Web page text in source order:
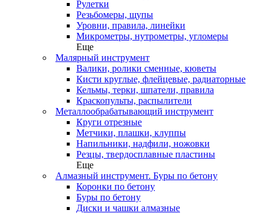
Рулетки
Резьбомеры, щупы
Уровни, правила, линейки
Микрометры, нутрометры, угломеры
Еще
Малярный инструмент
Валики, ролики сменные, кюветы
Кисти круглые, флейцевые, радиаторные
Кельмы, терки, шпатели, правила
Краскопульты, распылители
Металлообрабатывающий инструмент
Круги отрезные
Метчики, плашки, клуппы
Напильники, надфили, ножовки
Резцы, твердосплавные пластины
Еще
Алмазный инструмент. Буры по бетону
Коронки по бетону
Буры по бетону
Диски и чашки алмазные